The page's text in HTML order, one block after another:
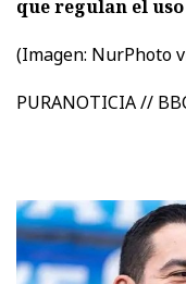
que regulan el
(Imagen: NurPhoto
PURANOTICIA //